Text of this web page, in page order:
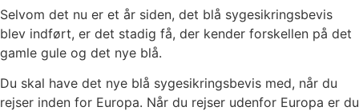
Selvom det nu er et år siden, det blå sygesikringsbevis
blev indført, er det stadig få, der kender forskellen på det
gamle gule og det nye blå.
Du skal have det nye blå sygesikringsbevis med, når du
rejser inden for Europa. Når du rejser udenfor Europa er du